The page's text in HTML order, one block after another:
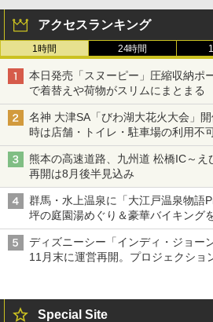
アクセスランキング
1時間 24時間
本日発売「スヌーピー」圧縮収納ポ
で着替えや荷物がスリムにまとまる
名神 大津SA「びわ湖大花火大会」
時は店舗・トイレ・駐車場の利用不
熊本の高速道路、九州道 松橋IC～
再開は8月後半見込み
群馬・水上温泉に「大江戸温泉物語
坪の庭園湯めぐり＆豪華バイキング
ディズニーシー「インディ・ジョー
11月末に運営再開。プロジェクショ
Special Site